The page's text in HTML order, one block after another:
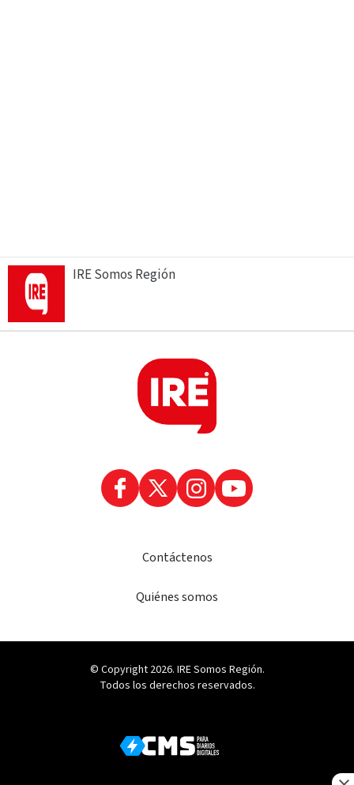
IRE Somos Región
Contáctenos
Quiénes somos
© Copyright 2026. IRE Somos Región.
Todos los derechos reservados.